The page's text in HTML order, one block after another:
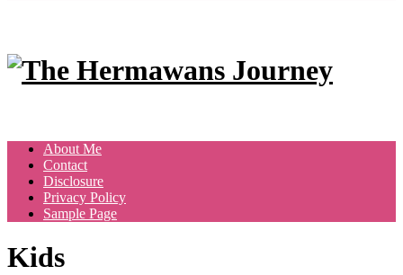
About Me
Contact
Disclosure
Privacy Policy
Sample Page
Kids